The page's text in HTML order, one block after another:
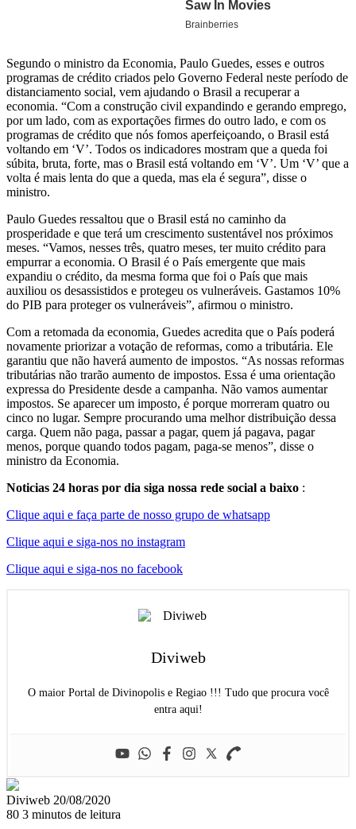
Segundo o ministro da Economia, Paulo Guedes, esses e outros
programas de crédito criados pelo Governo Federal neste período de
distanciamento social, vem ajudando o Brasil a recuperar a
economia. “Com a construção civil expandindo e gerando emprego,
por um lado, com as exportações firmes do outro lado, e com os
programas de crédito que nós fomos aperfeiçoando, o Brasil está
voltando em ‘V’. Todos os indicadores mostram que a queda foi
súbita, bruta, forte, mas o Brasil está voltando em ‘V’. Um ‘V’ que a
volta é mais lenta do que a queda, mas ela é segura”, disse o
ministro.
Paulo Guedes ressaltou que o Brasil está no caminho da
prosperidade e que terá um crescimento sustentável nos próximos
meses. “Vamos, nesses três, quatro meses, ter muito crédito para
empurrar a economia. O Brasil é o País emergente que mais
expandiu o crédito, da mesma forma que foi o País que mais
auxiliou os desassistidos e protegeu os vulneráveis. Gastamos 10%
do PIB para proteger os vulneráveis”, afirmou o ministro.
Com a retomada da economia, Guedes acredita que o País poderá
novamente priorizar a votação de reformas, como a tributária. Ele
garantiu que não haverá aumento de impostos. “As nossas reformas
tributárias não trarão aumento de impostos. Essa é uma orientação
expressa do Presidente desde a campanha. Não vamos aumentar
impostos. Se aparecer um imposto, é porque morreram quatro ou
cinco no lugar. Sempre procurando uma melhor distribuição dessa
carga. Quem não paga, passar a pagar, quem já pagava, pagar
menos, porque quando todos pagam, paga-se menos”, disse o
ministro da Economia.
Noticias 24 horas por dia siga nossa rede social a baixo :
Clique aqui e faça parte de nosso grupo de whatsapp
Clique aqui e siga-nos no instagram
Clique aqui e siga-nos no facebook
Diviweb
O maior Portal de Divinopolis e Regiao !!! Tudo que procura você
entra aqui!
Diviweb Mande
um
20/08/2020
80 3 minutos de leitura